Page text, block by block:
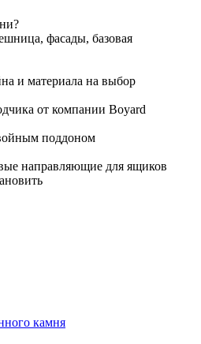
фасады, базовая
и материала на выбор
от компании Boyard
поддоном
направляющие для ящиков
камня